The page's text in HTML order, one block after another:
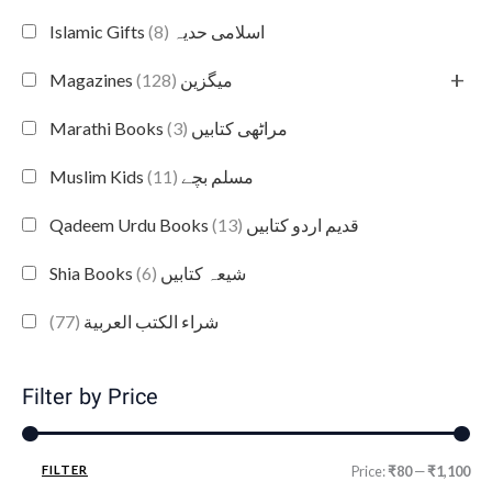
Islamic Gifts اسلامی حدیہ (8)
Magazines میگزین (128) +
Marathi Books مراٹھی کتابیں (3)
Muslim Kids مسلم بچے (11)
Qadeem Urdu Books قدیم اردو کتابیں (13)
Shia Books شیعہ کتابیں (6)
شراء الكتب العربية (77)
Filter by Price
FILTER Price:₹80—₹1,100